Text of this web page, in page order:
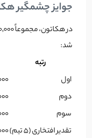
جوایز چشمگیر
شد:
رتبه
اول
دوم
سوم
تقدیر افتخاری (۵ تیم)
5000